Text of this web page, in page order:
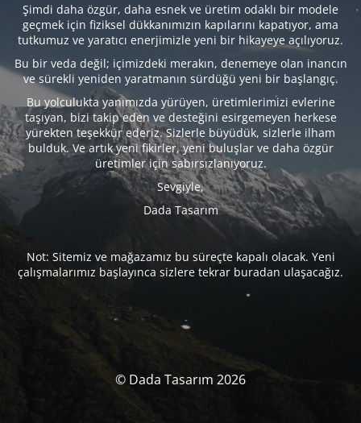
Şimdi daha özgür, daha esnek ve üretim odaklı bir modele
geçmek için fiziksel dükkanımızın kapılarını kapatıyor, ama
tutkumuz ve yaratıcı enerjimizle yeni bir hikayeye açılıyoruz.
Bu bir veda değil; içimizdeki merakın, denemeye olan inancın
ve sürekli yeniden yaratmanın sürdüğü yeni bir başlangıç.
Bu yolculukta yanımızda yürüyen, üretimlerimizi evlerine
taşıyan, bizi takip eden ve desteğini esirgemeyen herkese
yürekten teşekkür ederiz. Sizlerle büyüdük, sizlerle ilham
bulduk. Ve artık yeni fikirler, yeni buluşlar ve daha özgür
üretimler için sabırsızlanıyoruz.
Sevgiyle,
Dada Tasarım
Not: Sitemiz ve mağazamız bu süreçte kapalı olacak. Yeni
çalışmalarımız başlayınca sizlere tekrar buradan ulaşacağız.
© Dada Tasarım 2026